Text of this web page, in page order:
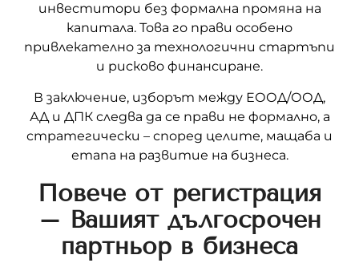
инвеститори без формална промяна на
капитала. Това го прави особено
привлекателно за технологични стартъпи
и рисково финансиране.
В заключение, изборът между ЕООД/ООД,
АД и ДПК следва да се прави не формално, а
стратегически – според целите, мащаба и
етапа на развитие на бизнеса.
Повече от регистрация
– Вашият дългосрочен
партньор в бизнеса